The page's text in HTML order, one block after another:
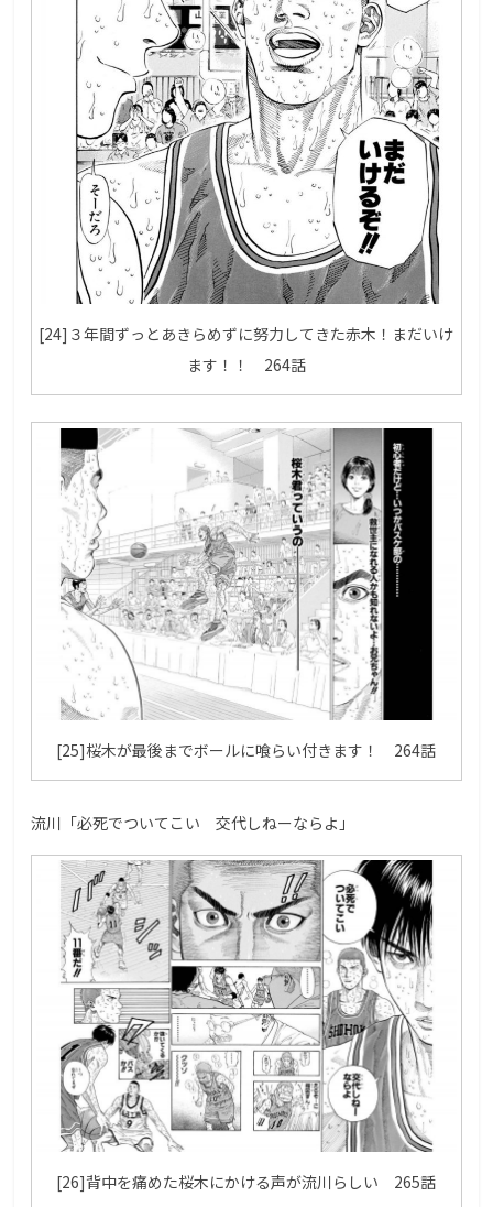
[24]３年間ずっとあきらめずに努力してきた赤木！まだいけ
ます！！ 264話
[25]桜木が最後までボールに喰らい付きます！ 264話
流川「必死でついてこい 交代しねーならよ」
[26]背中を痛めた桜木にかける声が流川らしい 265話